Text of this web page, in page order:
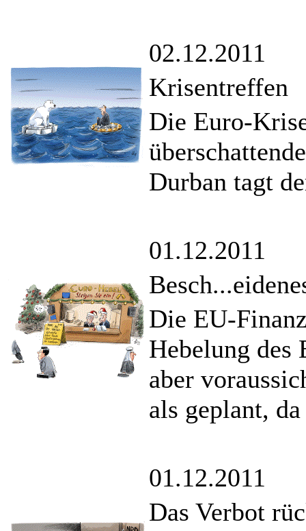
02.12.2011
Krisentreffen
Die Euro-
Durban tagt
01.12.2011
Die EU-
Hebelung des
aber
als geplant,
01.12.2011
Das Verbot